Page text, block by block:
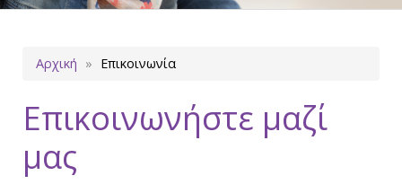
Breadcrumb
Αρχική Επικοινωνία
Επικοινωνήστε μαζί
μας